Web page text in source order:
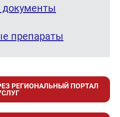
препараты
РЕГИОНАЛЬНЫЙ ПОРТАЛ